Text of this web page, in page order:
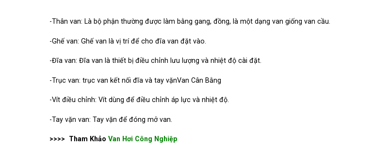
-Thân van: Là bộ phận thường được làm bằng gang, đồng, là một dạng van giống van cầu.
-Ghế van: Ghế van là vị trí để cho đĩa van đặt vào.
-Đĩa van: Đĩa van là thiết bị điều chỉnh lưu lượng và nhiệt độ cài đặt.
-Trục van: trục van kết nối đĩa và tay vặnVan Cân Bằng
-Vít điều chỉnh: Vít dùng để điều chỉnh áp lực và nhiệt độ.
-Tay vặn van: Tay vặn để đóng mở van.
>>>> Tham Khảo Van Hơi Công Nghiệp